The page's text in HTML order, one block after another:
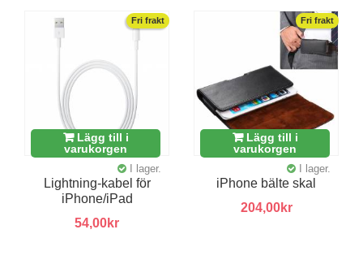
Fri frakt
Lägg till i
varukorgen
I lager.
Lightning-kabel för
iPhone/iPad
54,00kr
Fri frakt
Lägg till i
varukorgen
I lager.
iPhone bälte skal
204,00kr